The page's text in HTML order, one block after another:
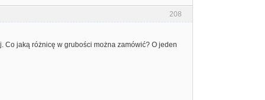
208
Co jaką różnicę w grubości można zamówić? O jeden